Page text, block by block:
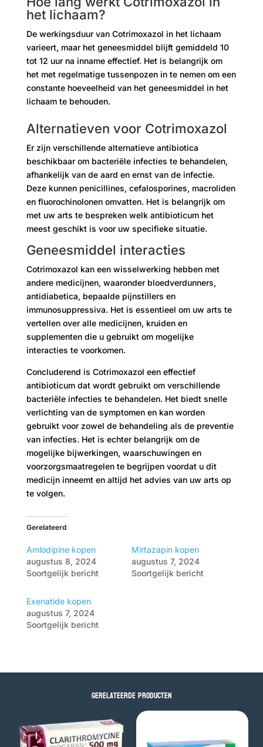
het lichaam?
De werkingsduur van Cotrimoxazol in het lichaam
varieert, maar het geneesmiddel blijft gemiddeld 10
tot 12 uur na inname effectief. Het is belangrijk om
het met regelmatige tussenpozen in te nemen om een
​​constante hoeveelheid van het geneesmiddel in het
lichaam te behouden.
Alternatieven voor Cotrimoxazol
Er zijn verschillende alternatieve antibiotica
beschikbaar om bacteriële infecties te behandelen,
afhankelijk van de aard en ernst van de infectie.
Deze kunnen penicillines, cefalosporines, macroliden
en fluorochinolonen omvatten. Het is belangrijk om
met uw arts te bespreken welk antibioticum het
meest geschikt is voor uw specifieke situatie.
Geneesmiddel interacties
Cotrimoxazol kan een wisselwerking hebben met
andere medicijnen, waaronder bloedverdunners,
antidiabetica, bepaalde pijnstillers en
immunosuppressiva. Het is essentieel om uw arts te
vertellen over alle medicijnen, kruiden en
supplementen die u gebruikt om mogelijke
interacties te voorkomen.
Concluderend is Cotrimoxazol een effectief
antibioticum dat wordt gebruikt om verschillende
bacteriële infecties te behandelen. Het biedt snelle
verlichting van de symptomen en kan worden
gebruikt voor zowel de behandeling als de preventie
van infecties. Het is echter belangrijk om de
mogelijke bijwerkingen, waarschuwingen en
voorzorgsmaatregelen te begrijpen voordat u dit
medicijn inneemt en altijd het advies van uw arts op
te volgen.
Gerelateerd
Amlodipine kopen
augustus 8, 2024
Soortgelijk bericht
Mirtazapin kopen
augustus 7, 2024
Soortgelijk bericht
Exenatide kopen
augustus 7, 2024
Soortgelijk bericht
Gerelateerde producten